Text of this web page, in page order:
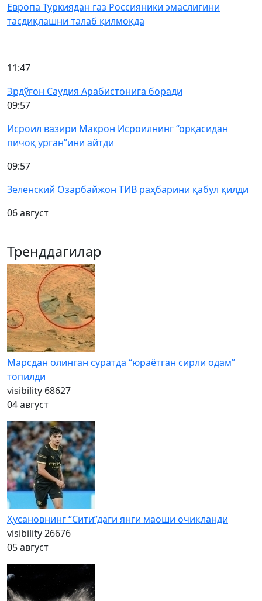
Европа Туркиядан газ Россияники эмаслигини
тасдиқлашни талаб қилмоқда
11:47
Эрдўғон Саудия Арабистонига боради
09:57
Исроил вазири Макрон Исроилнинг “орқасидан
пичоқ урган”ини айтди
09:57
Зеленский Озарбайжон ТИВ раҳбарини қабул қилди
06 август
Тренддагилар
Марсдан олинган суратда “юраётган сирли одам”
топилди
visibility 68627
04 август
Ҳусановнинг “Сити”даги янги маоши очиқланди
visibility26676
05 август